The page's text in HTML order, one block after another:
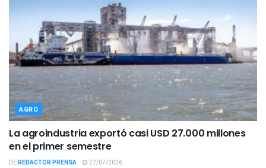
AGRO
La agroindustria exportó casi USD 27.000 millones
en el primer semestre
DEREDACTOR PRENSA 27/07/2026